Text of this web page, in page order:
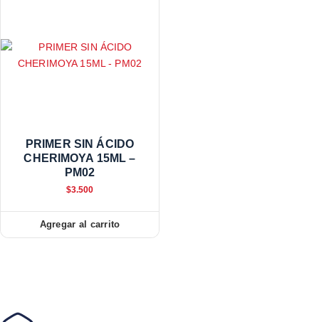
PRIMER SIN ÁCIDO
CHERIMOYA 15ML –
PM02
$3.500
Agregar al carrito